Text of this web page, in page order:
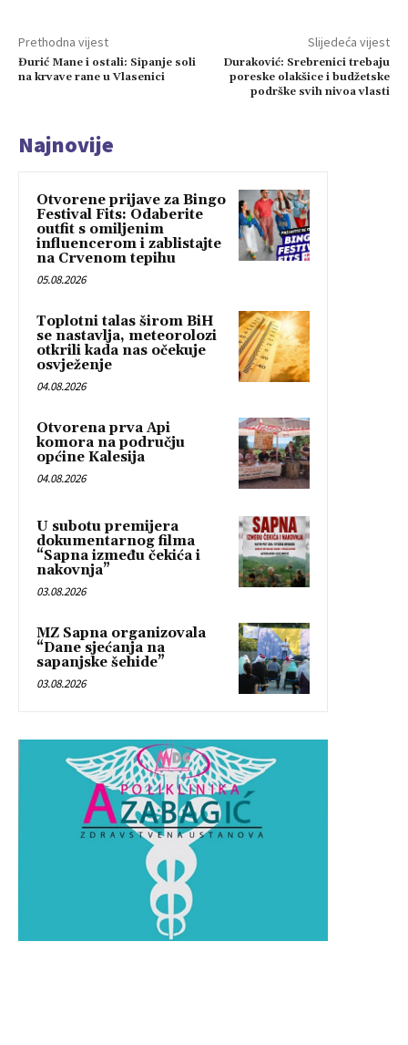
Prethodna vijest
Đurić Mane i ostali: Sipanje soli
na krvave rane u Vlasenici
Slijedeća vijest
Duraković: Srebrenici trebaju
poreske olakšice i budžetske
podrške svih nivoa vlasti
Najnovije
Otvorene prijave za Bingo
Festival Fits: Odaberite
outfit s omiljenim
influencerom i zablistajte
na Crvenom tepihu
05.08.2026
Toplotni talas širom BiH
se nastavlja, meteorolozi
otkrili kada nas očekuje
osvježenje
04.08.2026
Otvorena prva Api
komora na području
općine Kalesija
04.08.2026
U subotu premijera
dokumentarnog filma
“Sapna između čekića i
nakovnja”
03.08.2026
MZ Sapna organizovala
“Dane sjećanja na
sapanjske šehide”
03.08.2026